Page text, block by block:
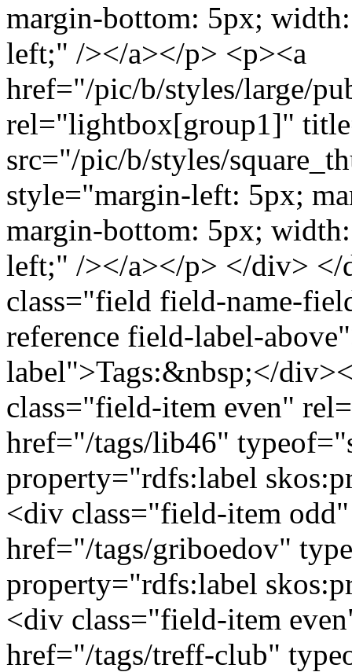
margin-bottom: 5px;
left;" /></a></p> <p><a
href="/pic/b/styles/large/
rel="lightbox[group1]"
src="/pic/b/styles/
style="margin-left: 5px;
margin-bottom: 5px;
left;" /></a></p> </div>
class="field field-name-
reference field-label-
label">Tags:&nbsp;</
class="field-item even"
href="/tags/lib46"
property="rdfs:label
<div class="field-item
href="/tags/griboedov"
property="rdfs:label
<div class="field-item
href="/tags/treff-club"